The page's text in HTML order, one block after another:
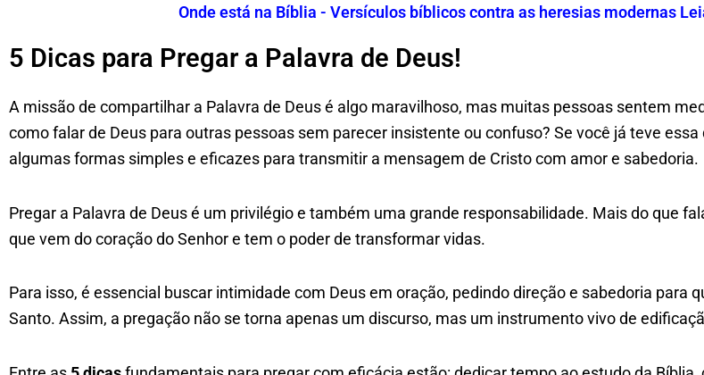
Onde está na Bíblia - Versículos bíblicos contra as heresias modernas
5 Dicas para Pregar a Palavra de Deus!
A missão de compartilhar a Palavra de Deus é algo maravilhoso, mas muitas pessoas sentem
como falar de Deus para outras pessoas sem parecer insistente ou confuso? Se você já teve
algumas formas simples e eficazes para transmitir a mensagem de Cristo com amor e sabedoria.
Pregar a Palavra de Deus é um privilégio e também uma grande responsabilidade. Mais do que
que vem do coração do Senhor e tem o poder de transformar vidas.
Para isso, é essencial buscar intimidade com Deus em oração, pedindo direção e sabedoria para
Santo. Assim, a pregação não se torna apenas um discurso, mas um instrumento vivo de